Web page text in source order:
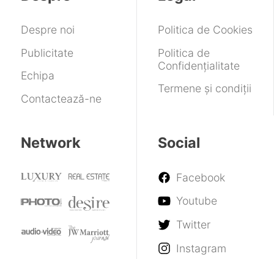
Despre noi
Publicitate
Echipa
Contactează-ne
Politica de Cookies
Politica de
Confidențialitate
Termene și condiții
Network Social
Facebook
Youtube
Twitter
Instagram